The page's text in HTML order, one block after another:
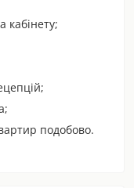
кабінету;
подобово.